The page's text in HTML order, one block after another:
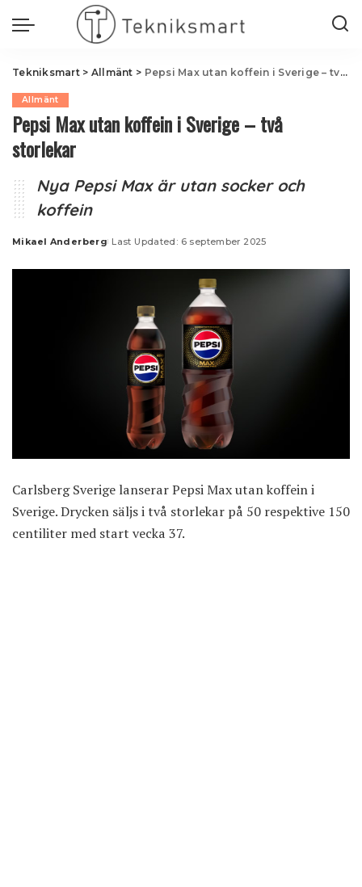
Tekniksmart> Allmänt > Pepsi Max utan koffein i Sverige – två storlekar
Allmänt
Pepsi Max utan koffein i Sverige – två
storlekar
Nya Pepsi Max är utan socker och
koffein
Posted
Mikael Anderberg Last Updated: 6 september 2025
Carlsberg Sverige lanserar Pepsi Max utan koffein i
Sverige. Drycken säljs i två storlekar på 50 respektive 150
centiliter med start vecka 37.